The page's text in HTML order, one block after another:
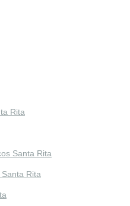
Rita
Santa Rita
Rita